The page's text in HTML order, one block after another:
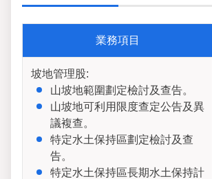
業務項目
坡地管理股:
山坡地範圍劃定檢討及查告。
山坡地可利用限度查定公告及異
議複查。
特定水土保持區劃定檢討及查
告。
特定水土保持區長期水土保持計